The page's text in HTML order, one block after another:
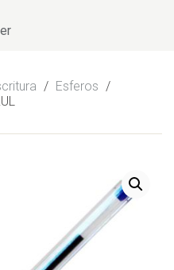
/ Esferos /